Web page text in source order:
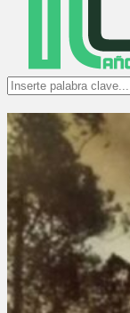
Search
for: